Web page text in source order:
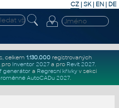
CZ | SK| EN | DE
celkem 1.130.000registrovaných
pro Inventor 2027a pro Revit 2027.
generátor a Regresní křivkyv sekci
AutoCADu 2027.